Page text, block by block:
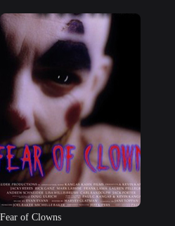
Fear of Clowns